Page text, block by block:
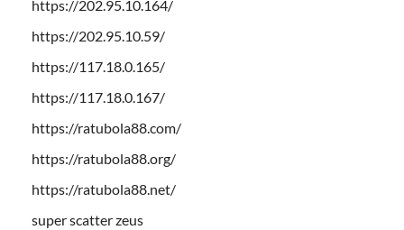
https://202.95.10.164/
https://202.95.10.59/
https://117.18.0.165/
https://117.18.0.167/
https://ratubola88.com/
https://ratubola88.org/
https://ratubola88.net/
super scatter zeus